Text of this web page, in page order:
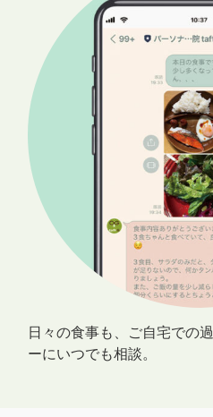
日々の食事も、ご自宅での
ーにいつでも相談。